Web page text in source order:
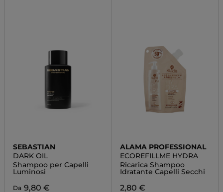
SEBASTIAN
DARK OIL
Shampoo per Capelli
Luminosi
Da 9,80 €
ALAMA PROFESSIONAL
ECOREFILLME HYDRA
Ricarica Shampoo
Idratante Capelli Secchi
2,80 €